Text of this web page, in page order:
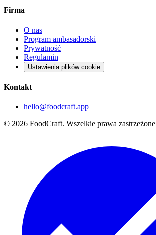
Firma
O nas
Program ambasadorski
Prywatność
Regulamin
Ustawienia plików cookie
Kontakt
hello@foodcraft.app
© 2026 FoodCraft. Wszelkie prawa zastrzeżone